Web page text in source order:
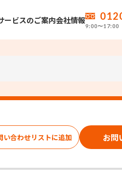
ービスのご案内会社情報
9:00〜17:00
お問